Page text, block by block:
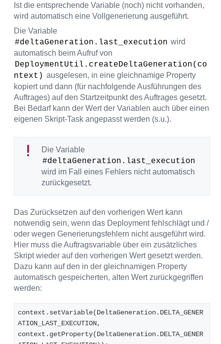
Ist die entsprechende Variable (noch) nicht vorhanden,
wird automatisch eine Vollgenerierung ausgeführt.
Die Variable
#deltaGeneration.last_execution wird
automatisch beim Aufruf von
DeploymentUtil.createDeltaGeneration(co
ntext) ausgelesen, in eine gleichnamige Property
kopiert und dann (für nachfolgende Ausführungen des
Auftrages) auf den Startzeitpunkt des Auftrages gesetzt.
Bei Bedarf kann der Wert der Variablen auch über einen
eigenen Skript-Task angepasst werden (s.u.).
Die Variable
#deltaGeneration.last_execution
wird im Fall eines Fehlers nicht automatisch
zurückgesetzt.
Das Zurücksetzen auf den vorherigen Wert kann
notwendig sein, wenn das Deployment fehlschlägt und /
oder wegen Generierungsfehlern nicht ausgeführt wird.
Hier muss die Auftragsvariable über ein zusätzliches
Skript wieder auf den vorherigen Wert gesetzt werden.
Dazu kann auf den in der gleichnamigen Property
automatisch gespeicherten, alten Wert zurückgegriffen
werden:
context.setVariable(DeltaGeneration.DELTA_GENER
ATION_LAST_EXECUTION,
context.getProperty(DeltaGeneration.DELTA_GENER